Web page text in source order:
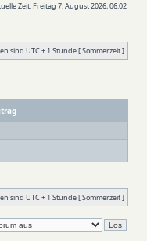
Zeit: Freitag 7. August 2026, 06:02
sind UTC + 1 Stunde [ Sommerzeit ]
sind UTC + 1 Stunde [ Sommerzeit ]